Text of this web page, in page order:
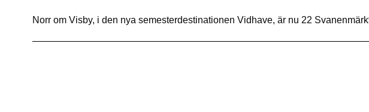
Norr om Visby, i den nya semesterdestinationen Vidhave, är nu 22